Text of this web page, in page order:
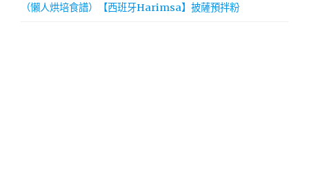
（懶人烘培食譜）【西班牙Harimsa】披薩預拌粉